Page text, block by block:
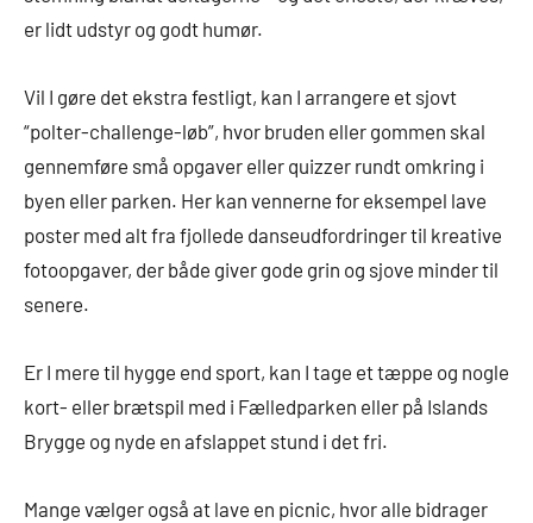
er lidt udstyr og godt humør.
Vil I gøre det ekstra festligt, kan I arrangere et sjovt
“polter-challenge-løb”, hvor bruden eller gommen skal
gennemføre små opgaver eller quizzer rundt omkring i
byen eller parken. Her kan vennerne for eksempel lave
poster med alt fra fjollede danseudfordringer til kreative
fotoopgaver, der både giver gode grin og sjove minder til
senere.
Er I mere til hygge end sport, kan I tage et tæppe og nogle
kort- eller brætspil med i Fælledparken eller på Islands
Brygge og nyde en afslappet stund i det fri.
Mange vælger også at lave en picnic, hvor alle bidrager